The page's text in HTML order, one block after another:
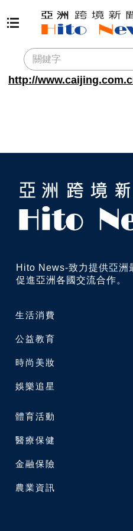
http://
生活消費
公益教育
時尚美妝
娛樂追星
體育活動
醫療保健
金融保險
農業資訊
Hito News-致力提供亞洲
促進亞洲各國交流合作。